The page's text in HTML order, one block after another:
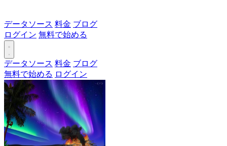
データソース 料金 ブログ
ログイン 無料で始める
データソース 料金 ブログ
無料で始める ログイン